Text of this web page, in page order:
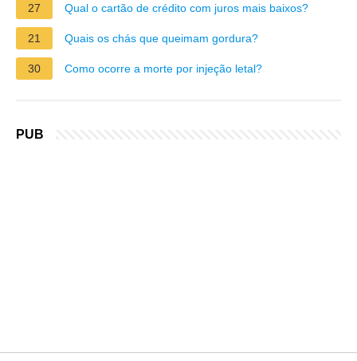
27 Qual o cartão de crédito com juros mais baixos?
21 Quais os chás que queimam gordura?
30 Como ocorre a morte por injeção letal?
PUB